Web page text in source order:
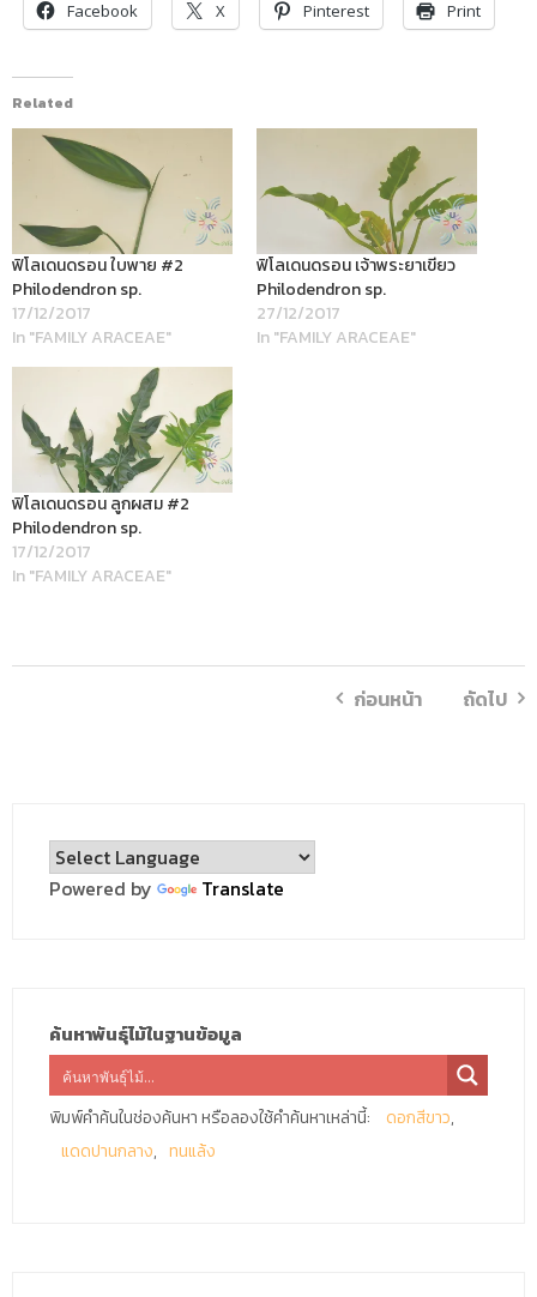
Facebook X Pinterest Print
Related
ฟิโลเดนดรอน ใบพาย #2
Philodendron sp.
17/12/2017
In "FAMILY ARACEAE"
ฟิโลเดนดรอน เจ้าพระยาเขียว
Philodendron sp.
27/12/2017
In "FAMILY ARACEAE"
ฟิโลเดนดรอน ลูกผสม #2
Philodendron sp.
17/12/2017
In "FAMILY ARACEAE"
ก่อนหน้า ถัดไป
Powered by Translate
ค้นหาพันธุ์ไม้ในฐานข้อมูล
พิมพ์คำค้นในช่องค้นหา หรือลองใช้คำค้นหาเหล่านี้:
ดอกสีขาว
แดดปานกลาง
ทนแล้ง